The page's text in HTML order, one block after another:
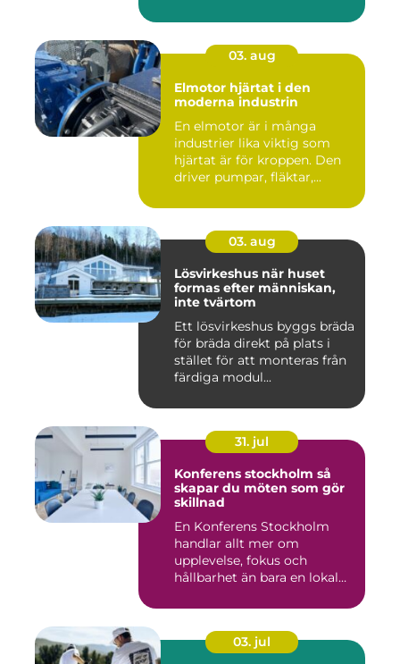
03. aug
Elmotor hjärtat i den
moderna industrin
En elmotor är i många
industrier lika viktig som
hjärtat är för kroppen. Den
driver pumpar, fläktar,...
03. aug
Lösvirkeshus när huset
formas efter människan,
inte tvärtom
Ett lösvirkeshus byggs bräda
för bräda direkt på plats i
stället för att monteras från
färdiga modul...
31. jul
Konferens stockholm så
skapar du möten som gör
skillnad
En Konferens Stockholm
handlar allt mer om
upplevelse, fokus och
hållbarhet än bara en lokal
03. jul